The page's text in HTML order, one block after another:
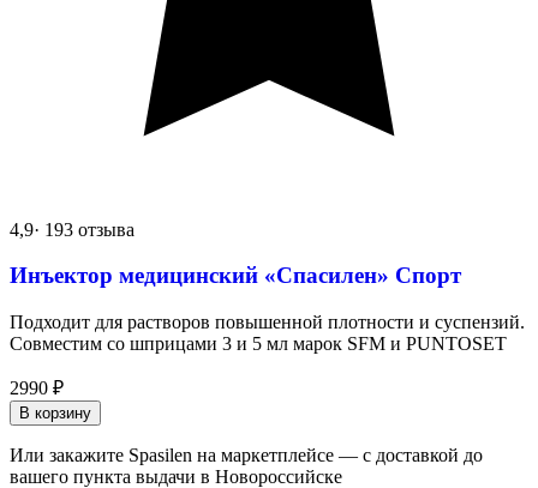
4,9· 193 отзыва
Инъектор медицинский «Спасилен» Спорт
Подходит для растворов повышенной плотности и суспензий.
Совместим со шприцами 3 и 5 мл марок SFM и PUNTOSET
2990 ₽
В корзину
Или закажите Spasilen на маркетплейсе — с доставкой до
вашего пункта выдачи в Новороссийске